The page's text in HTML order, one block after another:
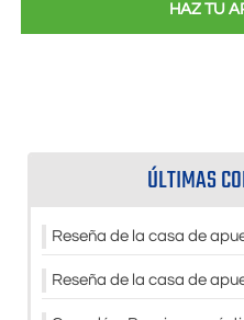
HAZ TU
ÚLTIMAS
Reseña de la casa de
Reseña de la casa de